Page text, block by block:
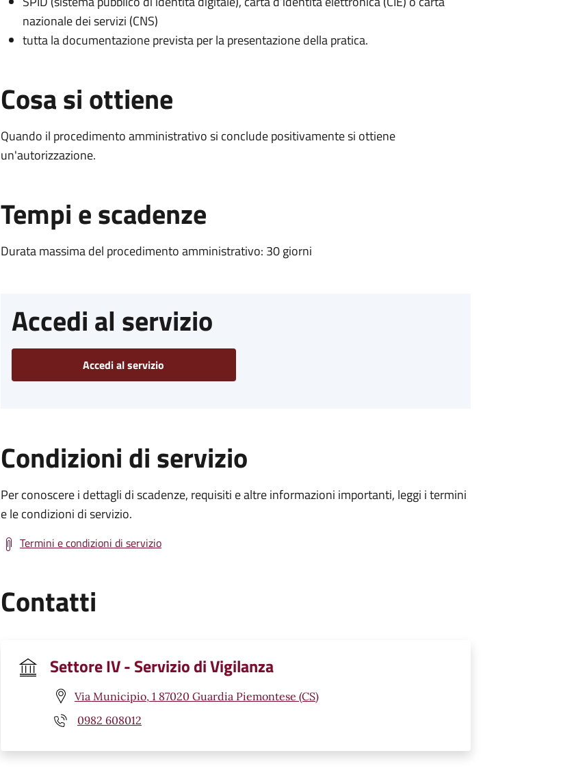
nazionale dei servizi (CNS)
tutta la documentazione prevista per la presentazione della pratica.
Cosa si ottiene
Quando il procedimento amministrativo si conclude positivamente si ottiene
un'autorizzazione.
Tempi e scadenze
Durata massima del procedimento amministrativo: 30 giorni
Accedi al servizio
Accedi al servizio
Condizioni di servizio
Per conoscere i dettagli di scadenze, requisiti e altre informazioni importanti, leggi i termini
e le condizioni di servizio.
Termini e condizioni di servizio
Contatti
Settore IV - Servizio di Vigilanza
Via Municipio, 1 87020 Guardia Piemontese (CS)
0982 608012